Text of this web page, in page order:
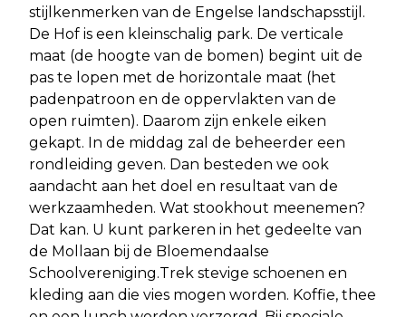
stijlkenmerken van de Engelse landschapsstijl.
De Hof is een kleinschalig park. De verticale
maat (de hoogte van de bomen) begint uit de
pas te lopen met de horizontale maat (het
padenpatroon en de oppervlakten van de
open ruimten). Daarom zijn enkele eiken
gekapt. In de middag zal de beheerder een
rondleiding geven. Dan besteden we ook
aandacht aan het doel en resultaat van de
werkzaamheden. Wat stookhout meenemen?
Dat kan. U kunt parkeren in het gedeelte van
de Mollaan bij de Bloemendaalse
Schoolvereniging.Trek stevige schoenen en
kleding aan die vies mogen worden. Koffie, thee